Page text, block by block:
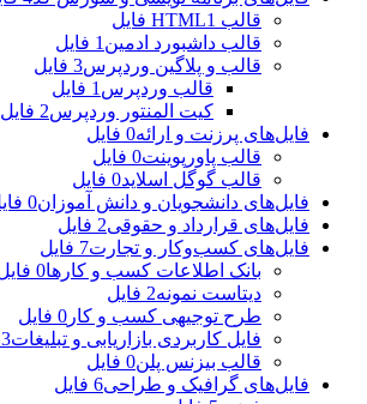
قالب HTML 1 فایل
قالب داشبورد ادمین 1 فایل
قالب و پلاگین وردپرس3 فایل
قالب وردپرس 1 فایل
کیت المنتور وردپرس2 فایل
فایل‌های پرزنت و ارائه0 فایل
قالب پاورپوینت0 فایل
قالب گوگل اسلاید0 فایل
فایل‌های دانشجویان و دانش آموزان0 فایل
فایل‌های قرارداد و حقوقی2 فایل
فایل‌های کسب‌وکار و تجارت7 فایل
بانک اطلاعات کسب و کارها0 فایل
دیتاست نمونه2 فایل
طرح توجیهی کسب و کار 0 فایل
فایل کاربردی بازاریابی و تبلیغات3 فایل
قالب بیزنس پلن0 فایل
فایل‌های گرافیک و طراحی6 فایل